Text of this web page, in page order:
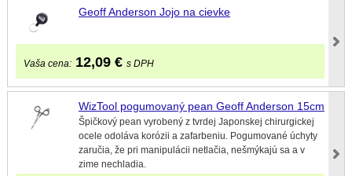
Geoff Anderson Jojo na cievke
Vaša cena: 12,09 € s DPH
WizTool pogumovaný pean Geoff Anderson 15cm
Špičkový pean vyrobený z tvrdej Japonskej chirurgickej
ocele odoláva korózii a zafarbeniu. Pogumované úchyty
zaručia, že pri manipulácii netlačia, nešmýkajú sa a v
zime nechladia.